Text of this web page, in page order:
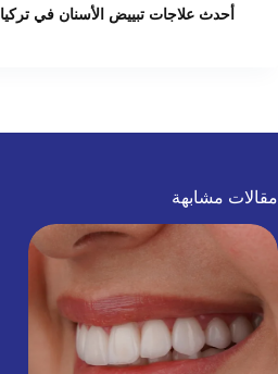
أحدث علاجات تبييض الأسنان في تركيا 2024 -2025
مقالات مشابهة